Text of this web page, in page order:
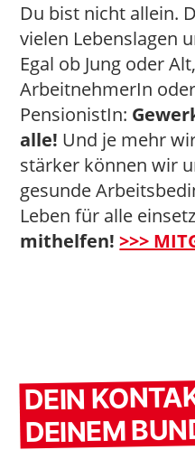
Du bist nicht allein.
vielen Lebenslagen
Egal ob Jung oder
ArbeitnehmerIn oder
PensionistIn:
alle! Und je mehr
stärker können wir
gesunde
Leben für alle
mithelfen!>>>
DEIN
DEINEM